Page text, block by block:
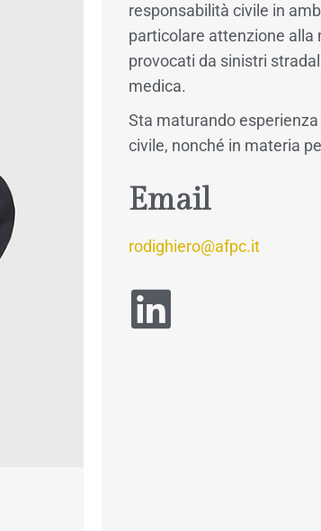
responsabilità civile in
particolare attenzione alla
provocati da sinistri
medica.
Sta maturando
civile, nonché in materia
Email
rodighiero@afpc.it